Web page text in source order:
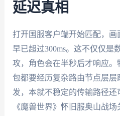
延迟真相
打开国服客户端开始匹配，
早已超过300ms。这不仅仅是
攻，角色会在半秒后才响应
包都要经历复杂路由节点层
发，本就不稳定的传输路径
《魔兽世界》怀旧服奥山战